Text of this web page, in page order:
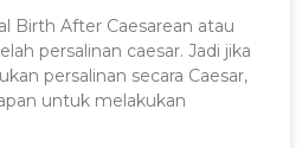
Birth After Caesarean atau
persalinan caesar. Jadi jika
persalinan secara Caesar,
untuk melakukan